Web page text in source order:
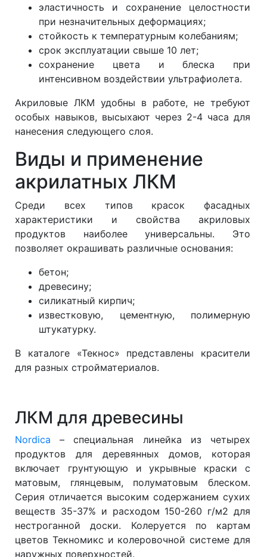
эластичность и сохранение целостности
при незначительных деформациях;
стойкость к температурным колебаниям;
срок эксплуатации свыше 10 лет;
сохранение цвета и блеска при
интенсивном воздействии ультрафиолета.
Акриловые ЛКМ удобны в работе, не требуют
особых навыков, высыхают через 2-4 часа для
нанесения следующего слоя.
Виды и применение
акрилатных ЛКМ
Среди всех типов красок фасадных
характеристики и свойства акриловых
продуктов наиболее универсальны. Это
позволяет окрашивать различные основания:
бетон;
древесину;
силикатный кирпич;
известковую, цементную, полимерную
штукатурку.
В каталоге «Текнос» представлены красители
для разных стройматериалов.
ЛКМ для древесины
Nordica – специальная линейка из четырех
продуктов для деревянных домов, которая
включает грунтующую и укрывные краски с
матовым, глянцевым, полуматовым блеском.
Серия отличается высоким содержанием сухих
веществ 35-37% и расходом 150-260 г/м2 для
нестроганной доски. Колеруется по картам
цветов Текномикс и колеровочной системе для
наружных поверхностей.